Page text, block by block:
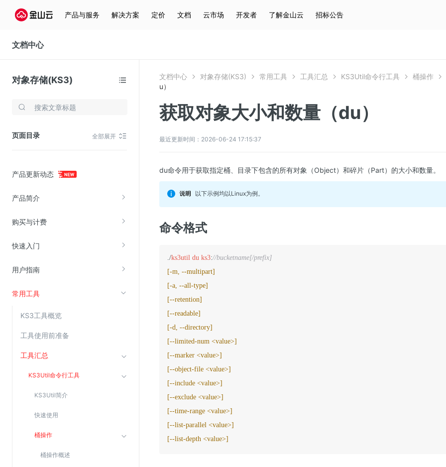
产品与服务 解决方案 定价 文档 云市场 开发者 了解金山云 招标公告
文档中心
对象存储(KS3)
页面目录 全部展开
产品更新动态
产品简介
购买与计费
快速入门
用户指南
常用工具
KS3工具概览
工具使用前准备
工具汇总
KS3Util命令行工具
KS3Util简介
快速使用
桶操作
桶操作概述
存储与云分发
云硬盘(EBS)
在线迁移服务
视频云服务
云直播(KLS)
边缘节点计算
大模型应用防火墙
渗透测试
主机安全
Web应用防火墙(WAF)
文档中心 对象存储(KS3) 常用工具 工具汇总 KS3Util命令行工具
桶操作
u）
获取对象大小和数量（du）
最近更新时间：2026-06-24 17:15:37
du命令用于获取指定桶 、目录下包含的所有对象（Object）和碎片（Part）的大小和数量。
以下示例均以Linux为例。
命令格式
./ks3util du ks3://bucketname[/prefix]
[-m, --multipart]
[-a, --all-type]
[--retention]
[--readable]
[-d, --directory]
[--limited-num <value>]
[--marker <value>]
[--object-file <value>]
[--include <value>]
[--exclude <value>]
[--time-range <value>]
[--list-parallel <value>]
[--list-depth <value>]